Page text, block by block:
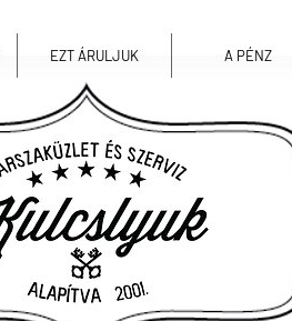
EZT ÁRULJUK A PÉNZ